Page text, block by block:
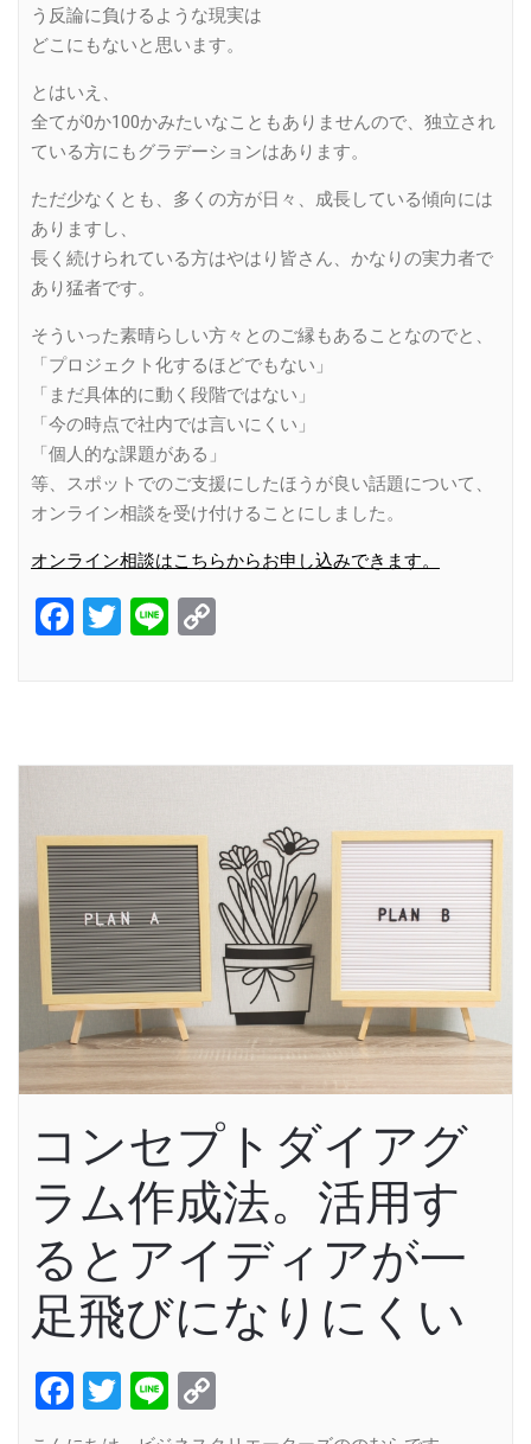
う反論に負けるような現実は
どこにもないと思います。
とはいえ、
全てが0か100かみたいなこともありませんので、独立され
ている方にもグラデーションはあります。
ただ少なくとも、多くの方が日々、成長している傾向には
ありますし、
長く続けられている方はやはり皆さん、かなりの実力者で
あり猛者です。
そういった素晴らしい方々とのご縁もあることなのでと、
「プロジェクト化するほどでもない」
「まだ具体的に動く段階ではない」
「今の時点で社内では言いにくい」
「個人的な課題がある」
等、スポットでのご支援にしたほうが良い話題について、
オンライン相談を受け付けることにしました。
オンライン相談はこちらからお申し込みできます。
Facebook
Twitter
Line
コンセプトダイアグ
ラム作成法。活用す
るとアイディアが一
足飛びになりにくい
Facebook
Twitter
Line
Link